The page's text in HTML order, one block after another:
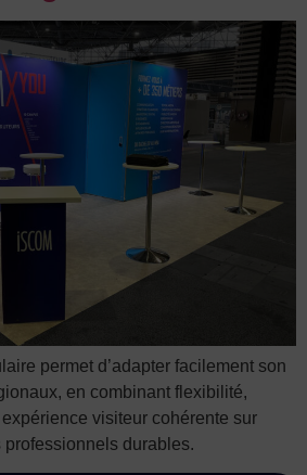
permet d’adapter facilement son
en combinant flexibilité,
visiteur cohérente sur
durables.